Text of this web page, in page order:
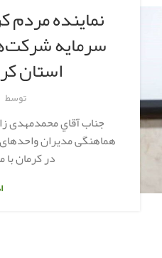
نماینده مردم
سرمایه
استان
توسط
جناب آقاي محمدمهدی
هماهنگی مدیران واحدهای
در کرمان